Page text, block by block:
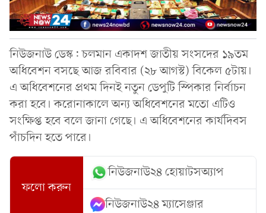
নিউজনাউ ডেস্ক: চলমান একাদশ জাতীয় সংসদের ১৯তম
অধিবেশন বসছে আজ রবিবার (২৮ আগস্ট) বিকেল ৫টায়।
এ অধিবেশনের প্রথম দিনই নতুন ডেপুটি স্পিকার নির্বাচন
করা হবে। করোনাকালে অন্য অধিবেশনের মতো এটিও
সংক্ষিপ্ত হবে বলে জানা গেছে। এ অধিবেশনের কার্যদিবস
পাঁচদিন হতে পারে।
ফলো করুন
নিউজনাউ২৪ হোয়াটসঅ্যাপ
নিউজনাউ২৪ ম্যাসেঞ্জার